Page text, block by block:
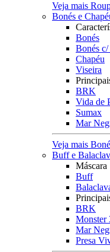
Veja mais
Bonés e
Bonés
Bonés c/
Chapéu
Viseira
BRK
Vida de
Sumax
Mar
Veja mais
Buff e
Máscara
Buff
BRK
Monster
Mar
Presa